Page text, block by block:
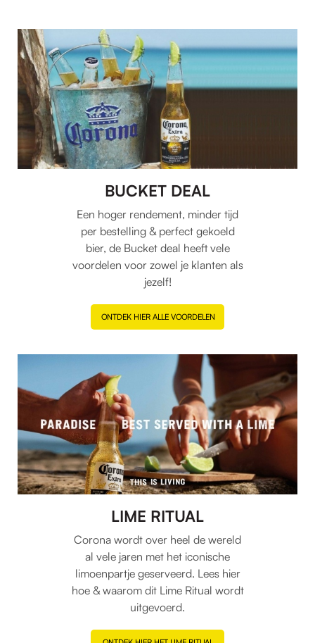
BUCKET DEAL
Een hoger rendement, minder tijd
per bestelling & perfect gekoeld
bier, de Bucket deal heeft vele
voordelen voor zowel je klanten als
jezelf!
ONTDEK HIER ALLE VOORDELEN
LIME RITUAL
Corona wordt over heel de wereld
al vele jaren met het iconische
limoenpartje geserveerd. Lees hier
hoe & waarom dit Lime Ritual wordt
uitgevoerd.